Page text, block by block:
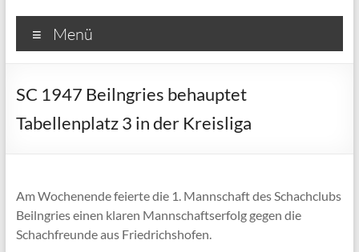
Menü
SC 1947 Beilngries behauptet
Tabellenplatz 3 in der Kreisliga
Am Wochenende feierte die 1. Mannschaft des Schachclubs
Beilngries einen klaren Mannschaftserfolg gegen die
Schachfreunde aus Friedrichshofen.